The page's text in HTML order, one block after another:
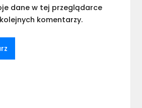
dane w tej przeglądarce
komentarzy.